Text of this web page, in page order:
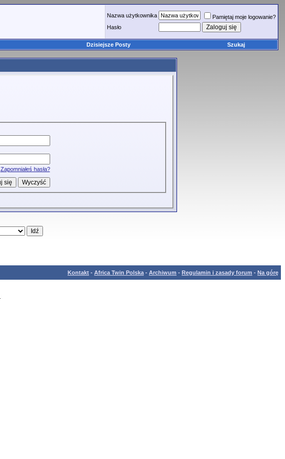
Nazwa użytkownika
Pamiętaj moje logowanie?
Hasło
Dzisiejsze Posty Szukaj
Zapomniałeś hasła?
Kontakt - Africa Twin Polska - Archiwum - Regulamin i zasady forum - Na górę